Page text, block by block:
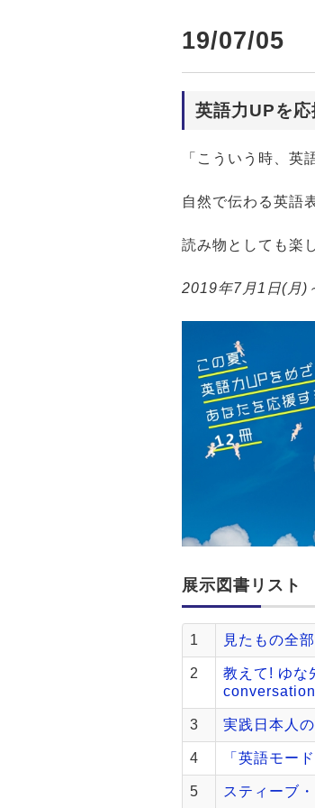
19/07/05
英語力UPを
「こういう時、英
自然で伝わる英語
読み物としても楽
2019年7月1日(月
展示図書リスト
1 見たもの全
2
教えて! ゆな
3 実践日本人
4 「英語モー
5 スティーブ